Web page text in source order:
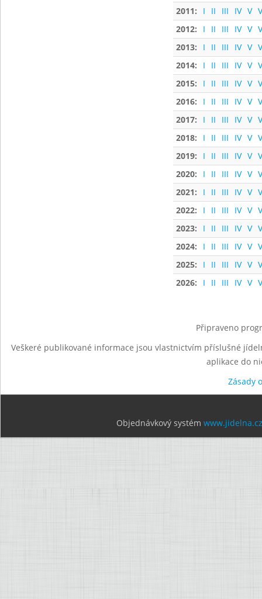
2011:
I II III IV V
2012:
I II III IV V
2013:
I II III IV V
2014:
I II III IV V
2015:
I II III IV V
2016:
I II III IV V
2017:
I II III IV V
2018:
I II III IV V
2019:
I II III IV V
2020:
I II III IV V
2021:
I II III IV V
2022:
I II III IV V
2023:
I II III IV V
2024:
I II III IV V
2025:
I II III IV V
2026:
I II III IV V
Připraveno
Veškeré publikované informace jsou vlastnictvím příslušné
aplikace do
Zásady
Objednávkový systém www.jidelna.cz